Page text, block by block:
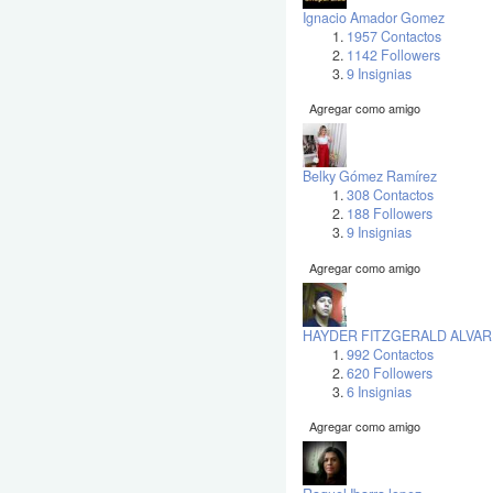
Ignacio Amador Gomez
1957 Contactos
1142 Followers
9 Insignias
Agregar como amigo
Belky Gómez Ramírez
308 Contactos
188 Followers
9 Insignias
Agregar como amigo
HAYDER FITZGERALD
992 Contactos
620 Followers
6 Insignias
Agregar como amigo